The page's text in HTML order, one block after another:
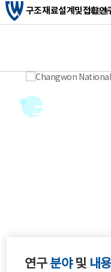
구조재료설계및접합연
와글메
구조재료
연구 분야 및 내용